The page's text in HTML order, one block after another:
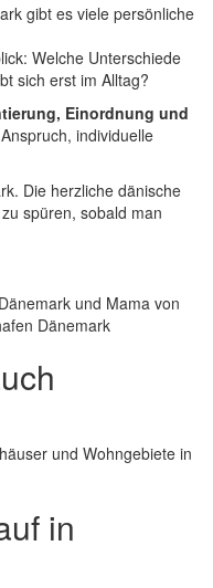
gibt es viele persönliche
Welche Unterschiede
sich erst im Alltag?
Einordnung und
individuelle
Die herzliche dänische
spüren, sobald man
und Mama von
Dänemark
in